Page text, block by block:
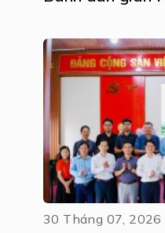
30 Tháng 07, 2026